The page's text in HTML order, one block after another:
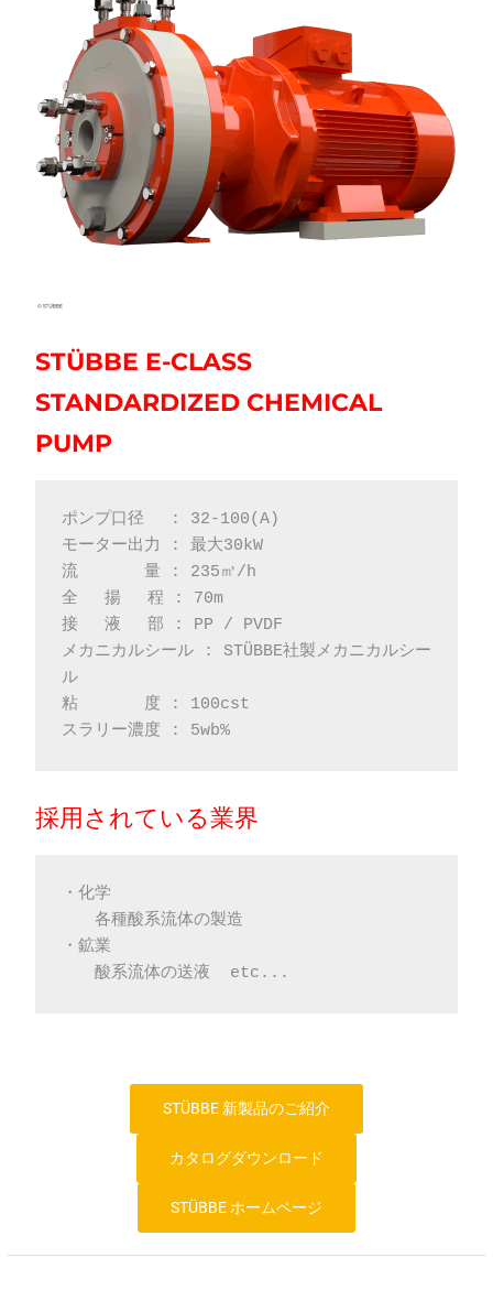
STÜBBE E-CLASS
STANDARDIZED CHEMICAL
PUMP
ポンプ口径　 : 32-100(A)
モーター出力 : 最大30kW
流　     量 : 235㎥/h
全　 揚 　程 : 70m
接　 液 　部 : PP / PVDF
メカニカルシール : STÜBBE社製メカニカルシー
ル
粘　　　　度 : 100cst
スラリー濃度 : 5wb%
採用されている業界
・化学
各種酸系流体の製造
・鉱業
酸系流体の送液  etc...
STÜBBE 新製品のご紹介
カタログダウンロード
STÜBBE ホームページ